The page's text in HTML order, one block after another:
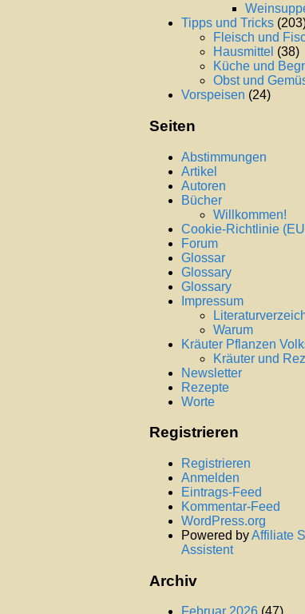
Tipps und Tricks
Fleisch und
Hausmittel (38)
Küche und
Obst und
Vorspeisen (24)
Seiten
Abstimmungen
Artikel
Autoren
Bücher
Willkommen!
Cookie-Richtlinie
Forum
Glossar
Glossary
Glossary
Impressum
Warum
Kräuter Pflanzen
Kräuter und
Newsletter
Rezepte
Worte
Registrieren
Registrieren
Anmelden
Eintrags-Feed
Kommentar-Feed
WordPress.org
Powered byAffiliate
Assistent
Archiv